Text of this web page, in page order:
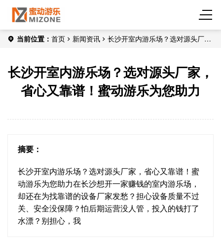
当前位置： 首页 新闻资讯
长沙开室内游乐场？选对源头厂
长沙开室内游乐场？选对源头厂家，
省心又靠谱！蜜动游乐为您助力
摘要：
长沙开室内游乐场？选对源头厂家，省心又靠谱！蜜
动游乐为您助力在长沙想开一家赚钱的室内游乐场，
却还在为找靠谱的设备厂家发愁？担心设备质量不过
关、安全没保障？怕后期运营没人管，投入的钱打了
水漂？别担心，我